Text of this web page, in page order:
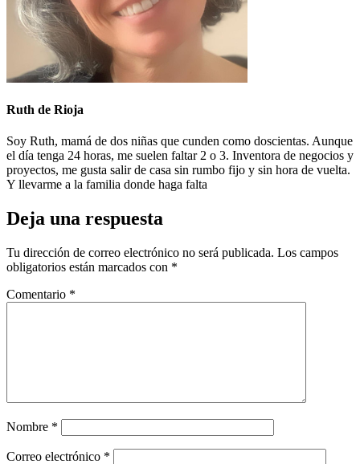
Ruth de Rioja
Soy Ruth, mamá de dos niñas que cunden como doscientas. Aunque
el día tenga 24 horas, me suelen faltar 2 o 3. Inventora de negocios y
proyectos, me gusta salir de casa sin rumbo fijo y sin hora de vuelta.
Y llevarme a la familia donde haga falta
Deja una respuesta
Tu dirección de correo electrónico no será publicada. Los campos
obligatorios están marcados con *
Comentario *
Nombre *
Correo electrónico *